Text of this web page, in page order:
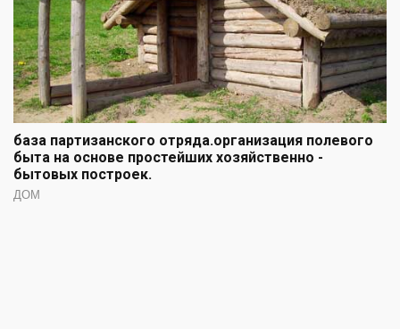
база партизанского отряда.организация полевого
быта на основе простейших хозяйственно -
бытовых построек.
ДОМ